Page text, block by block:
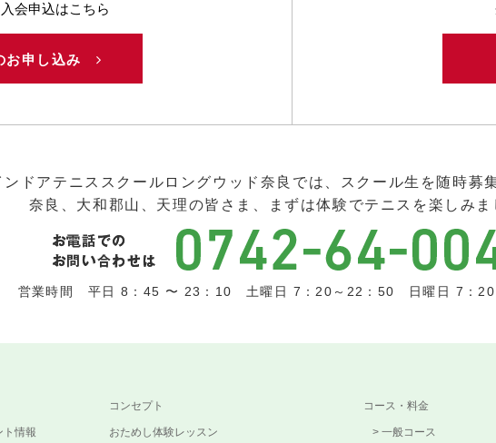
会申込はこちら
お申し込み
ンドアテニススクールロングウッド奈良では、スクール生を随時募
奈良、大和郡山、天理の皆さま、まずは体験でテニスを楽しみ
営業時間 平日 8：45 〜 23：10 土曜日 7：20～22：50 日曜日 7：
ト情報
コンセプト
おためし体験レッスン
コース・料金
一般コース